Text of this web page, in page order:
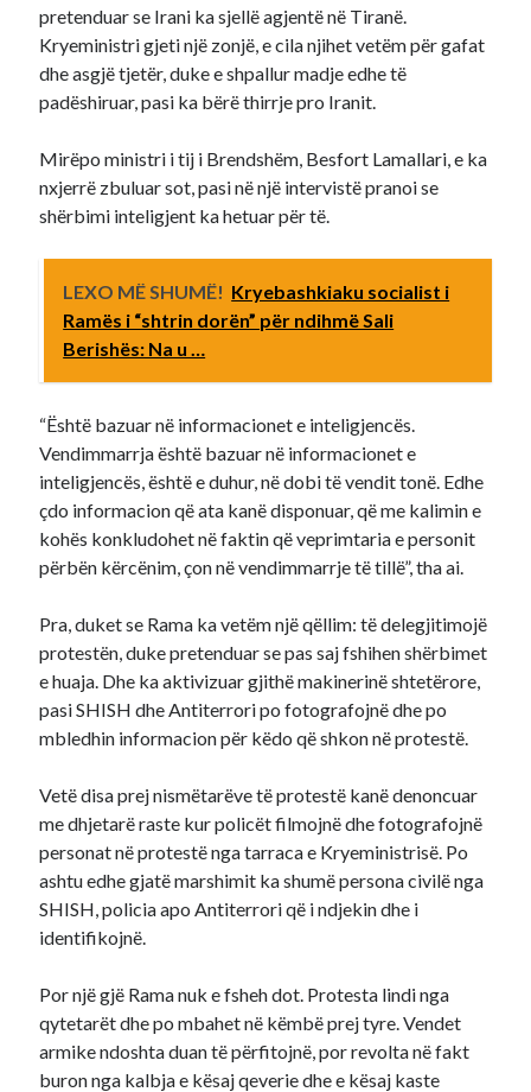
pretenduar se Irani ka sjellë agjentë në Tiranë.
Kryeministri gjeti një zonjë, e cila njihet vetëm për gafat
dhe asgjë tjetër, duke e shpallur madje edhe të
padëshiruar, pasi ka bërë thirrje pro Iranit.
Mirëpo ministri i tij i Brendshëm, Besfort Lamallari, e ka
nxjerrë zbuluar sot, pasi në një intervistë pranoi se
shërbimi inteligjent ka hetuar për të.
LEXO MË SHUMË! Kryebashkiaku socialist i
Ramës i “shtrin dorën” për ndihmë Sali
Berishës: Na u …
“Është bazuar në informacionet e inteligjencës.
Vendimmarrja është bazuar në informacionet e
inteligjencës, është e duhur, në dobi të vendit tonë. Edhe
çdo informacion që ata kanë disponuar, që me kalimin e
kohës konkludohet në faktin që veprimtaria e personit
përbën kërcënim, çon në vendimmarrje të tillë”, tha ai.
Pra, duket se Rama ka vetëm një qëllim: të delegjitimojë
protestën, duke pretenduar se pas saj fshihen shërbimet
e huaja. Dhe ka aktivizuar gjithë makinerinë shtetërore,
pasi SHISH dhe Antiterrori po fotografojnë dhe po
mbledhin informacion për këdo që shkon në protestë.
Vetë disa prej nismëtarëve të protestë kanë denoncuar
me dhjetarë raste kur policët filmojnë dhe fotografojnë
personat në protestë nga tarraca e Kryeministrisë. Po
ashtu edhe gjatë marshimit ka shumë persona civilë nga
SHISH, policia apo Antiterrori që i ndjekin dhe i
identifikojnë.
Por një gjë Rama nuk e fsheh dot. Protesta lindi nga
qytetarët dhe po mbahet në këmbë prej tyre. Vendet
armike ndoshta duan të përfitojnë, por revolta në fakt
buron nga kalbja e kësaj qeverie dhe e kësaj kaste